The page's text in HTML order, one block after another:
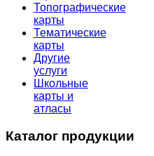
Топографические
карты
Тематические
карты
Другие
услуги
Школьные
карты и
атласы
Каталог продукции